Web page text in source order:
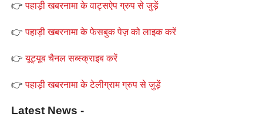
👉पहाड़ी खबरनामा के वाट्सऐप ग्रुप से जुड़ें
👉पहाड़ी खबरनामा के फेसबुक पेज़ को लाइक करें
👉यूट्यूब चैनल सब्स्क्राइब करें
👉पहाड़ी खबरनामा के टेलीग्राम ग्रुप से जुड़ें
Latest News -